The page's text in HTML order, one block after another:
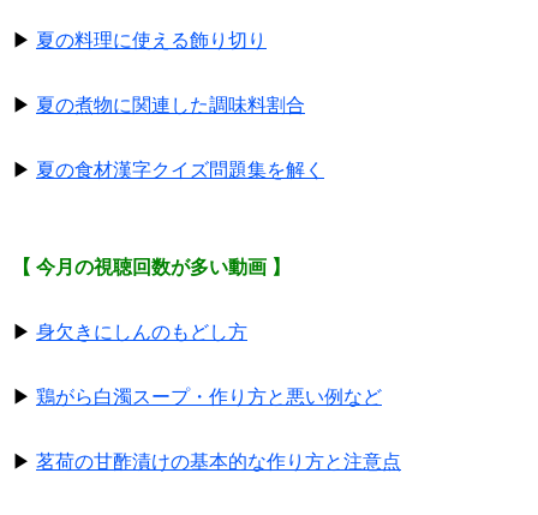
▶ 夏の料理に使える飾り切り
▶ 夏の煮物に関連した調味料割合
▶ 夏の食材漢字クイズ問題集を解く
【 今月の視聴回数が多い動画 】
▶ 身欠きにしんのもどし方
▶ 鶏がら白濁スープ・作り方と悪い例など
▶ 茗荷の甘酢漬けの基本的な作り方と注意点